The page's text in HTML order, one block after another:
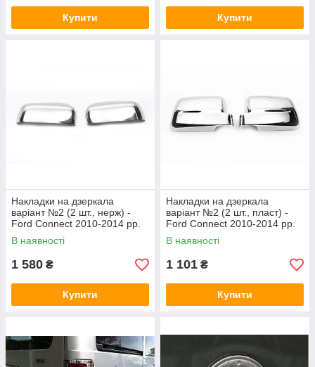
Купити Купити
Накладки на дзеркала
варіант №2 (2 шт., нерж) -
Ford Connect 2010-2014 рр.
В наявності
1 580 ₴
Купити
Накладки на дзеркала
варіант №2 (2 шт., пласт) -
Ford Connect 2010-2014 рр.
В наявності
1 101 ₴
Купити